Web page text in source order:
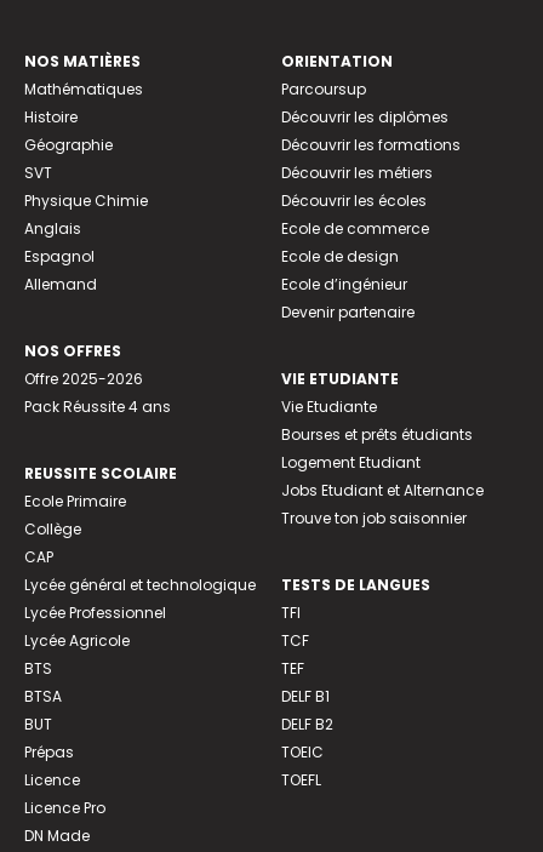
NOS MATIÈRES
Mathématiques
Histoire
Géographie
SVT
Physique Chimie
Anglais
Espagnol
Allemand
NOS OFFRES
Offre 2025-2026
Pack Réussite 4 ans
REUSSITE SCOLAIRE
Ecole Primaire
Collège
CAP
Lycée général et technologique
Lycée Professionnel
Lycée Agricole
BTS
BTSA
BUT
Prépas
Licence
Licence Pro
DN Made
ORIENTATION
Parcoursup
Découvrir les diplômes
Découvrir les formations
Découvrir les métiers
Découvrir les écoles
Ecole de commerce
Ecole de design
Ecole d’ingénieur
Devenir partenaire
VIE ETUDIANTE
Vie Etudiante
Bourses et prêts étudiants
Logement Etudiant
Jobs Etudiant et Alternance
Trouve ton job saisonnier
TESTS DE LANGUES
TFI
TCF
TEF
DELF B1
DELF B2
TOEIC
TOEFL